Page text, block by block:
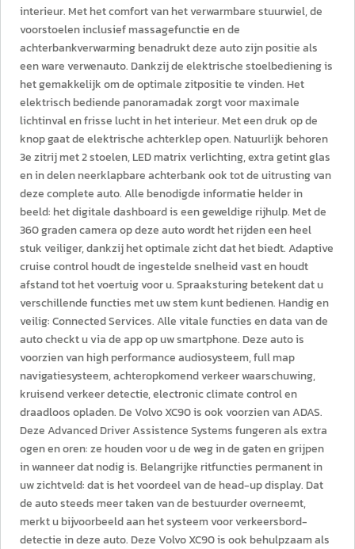
interieur. Met het comfort van het verwarmbare stuurwiel, de
voorstoelen inclusief massagefunctie en de
achterbankverwarming benadrukt deze auto zijn positie als
een ware verwenauto. Dankzij de elektrische stoelbediening is
het gemakkelijk om de optimale zitpositie te vinden. Het
elektrisch bediende panoramadak zorgt voor maximale
lichtinval en frisse lucht in het interieur. Met een druk op de
knop gaat de elektrische achterklep open. Natuurlijk behoren
3e zitrij met 2 stoelen, LED matrix verlichting, extra getint glas
en in delen neerklapbare achterbank ook tot de uitrusting van
deze complete auto. Alle benodigde informatie helder in
beeld: het digitale dashboard is een geweldige rijhulp. Met de
360 graden camera op deze auto wordt het rijden een heel
stuk veiliger, dankzij het optimale zicht dat het biedt. Adaptive
cruise control houdt de ingestelde snelheid vast en houdt
afstand tot het voertuig voor u. Spraaksturing betekent dat u
verschillende functies met uw stem kunt bedienen. Handig en
veilig: Connected Services. Alle vitale functies en data van de
auto checkt u via de app op uw smartphone. Deze auto is
voorzien van high performance audiosysteem, full map
navigatiesysteem, achteropkomend verkeer waarschuwing,
kruisend verkeer detectie, electronic climate control en
draadloos opladen. De Volvo XC90 is ook voorzien van ADAS.
Deze Advanced Driver Assistence Systems fungeren als extra
ogen en oren: ze houden voor u de weg in de gaten en grijpen
in wanneer dat nodig is. Belangrijke ritfuncties permanent in
uw zichtveld: dat is het voordeel van de head-up display. Dat
de auto steeds meer taken van de bestuurder overneemt,
merkt u bijvoorbeeld aan het systeem voor verkeersbord-
detectie in deze auto. Deze Volvo XC90 is ook behulpzaam als